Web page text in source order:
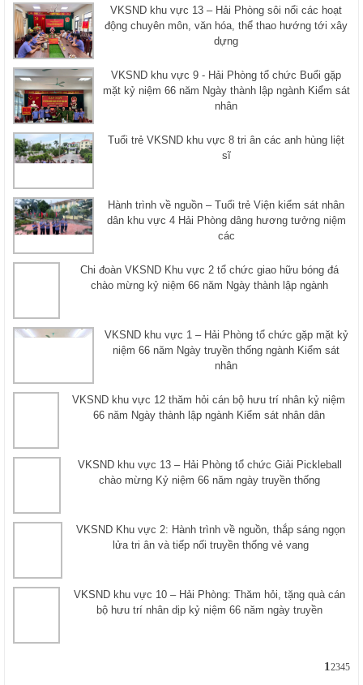
VKSND khu vực 13 – Hải Phòng sôi nổi các hoạt
động chuyên môn, văn hóa, thể thao hướng tới xây
dựng
VKSND khu vực 9 - Hải Phòng tổ chức Buổi gặp
mặt kỷ niệm 66 năm Ngày thành lập ngành Kiểm sát
nhân
Tuổi trẻ VKSND khu vực 8 tri ân các anh hùng liệt
sĩ
Hành trình về nguồn – Tuổi trẻ Viện kiểm sát nhân
dân khu vực 4 Hải Phòng dâng hương tưởng niệm
các
Chi đoàn VKSND Khu vực 2 tổ chức giao hữu bóng đá
chào mừng kỷ niệm 66 năm Ngày thành lập ngành
VKSND khu vực 1 – Hải Phòng tổ chức gặp mặt kỷ
niệm 66 năm Ngày truyền thống ngành Kiểm sát
nhân
VKSND khu vực 12 thăm hỏi cán bộ hưu trí nhân kỷ niệm
66 năm Ngày thành lập ngành Kiểm sát nhân dân
VKSND khu vực 13 – Hải Phòng tổ chức Giải Pickleball
chào mừng Kỷ niệm 66 năm ngày truyền thống
VKSND Khu vực 2: Hành trình về nguồn, thắp sáng ngọn
lửa tri ân và tiếp nối truyền thống vẻ vang
VKSND khu vực 10 – Hải Phòng: Thăm hỏi, tặng quà cán
bộ hưu trí nhân dịp kỷ niệm 66 năm ngày truyền
1 2345